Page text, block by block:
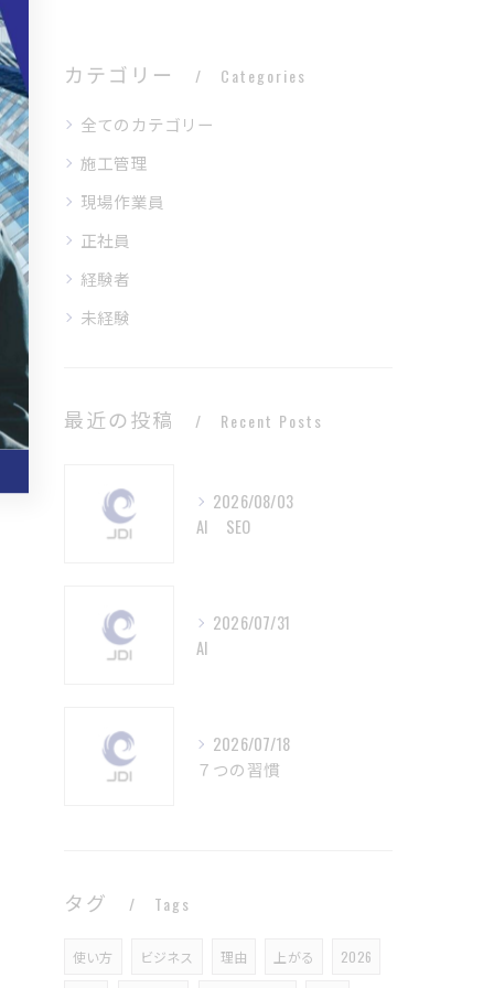
カテゴリー Categories
全てのカテゴリー
施工管理
現場作業員
正社員
経験者
未経験
最近の投稿 Recent Posts
2026/08/03
AI SEO
2026/07/31
AI
2026/07/18
７つの習慣
タグ Tags
使い方 ビジネス 理由 上がる 2026